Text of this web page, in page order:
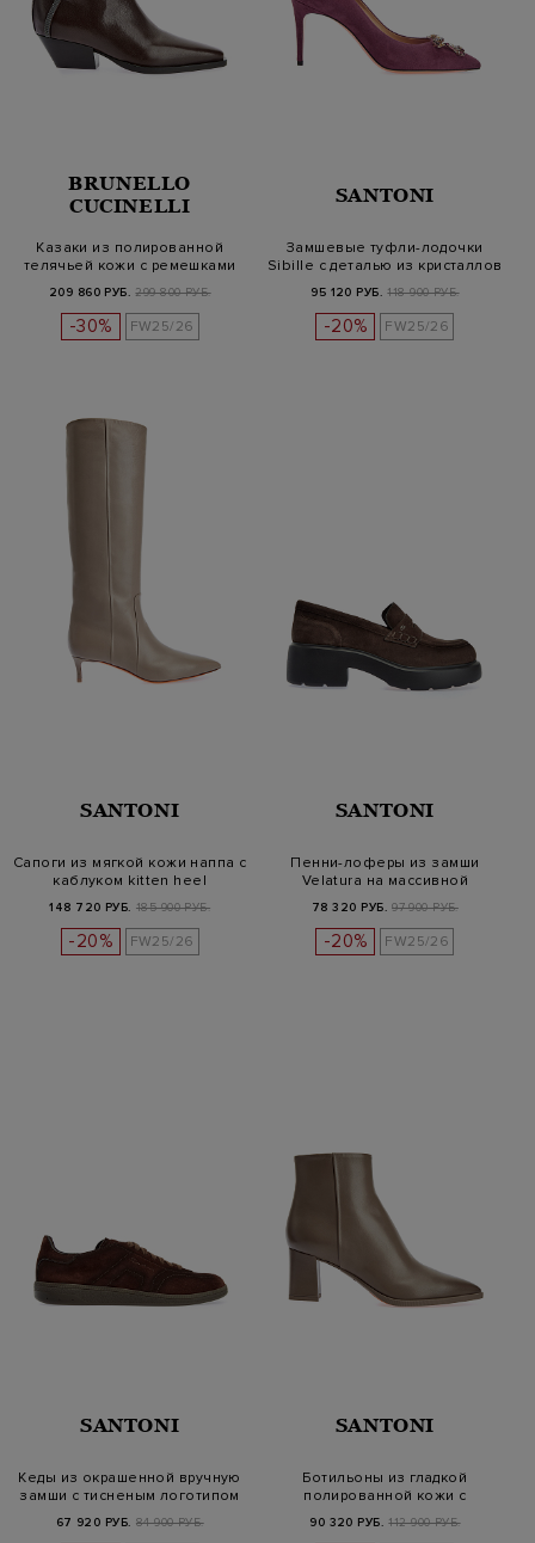
BRUNELLO
CUCINELLI
Казаки из полированной
телячьей кожи с ремешками
209 860 РУБ. 299 800 РУБ.
-30% FW25/26
SANTONI
Замшевые туфли-лодочки
Sibille с деталью из кристаллов
95 120 РУБ. 118 900 РУБ.
-20% FW25/26
SANTONI
Сапоги из мягкой кожи наппа с
каблуком kitten heel
148 720 РУБ. 185 900 РУБ.
-20% FW25/26
SANTONI
Пенни-лоферы из замши
Velatura на массивной
78 320 РУБ. 97 900 РУБ.
-20% FW25/26
SANTONI
Кеды из окрашенной вручную
замши с тисненым логотипом
67 920 РУБ. 84 900 РУБ.
SANTONI
Ботильоны из гладкой
полированной кожи с
90 320 РУБ. 112 900 РУБ.